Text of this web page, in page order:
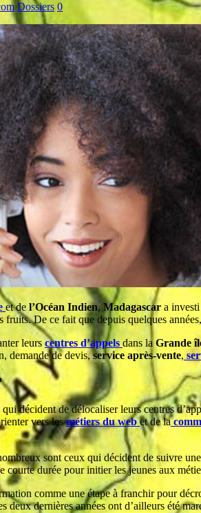
Dossiers 0
et del’Océan Indien,Madagascar a
fruits. De ce fait que depuis quelques
leurscentres d’appels dans la Grande
demande de devis,service après-vente,
décident de délocaliser leurs centres
vers lesmétiers du web et de la
sont ceux qui décident de suivre
courte durée pour initier les jeunes aux
comme une étape à franchir pour
deux dernières années ont d’ailleurs été